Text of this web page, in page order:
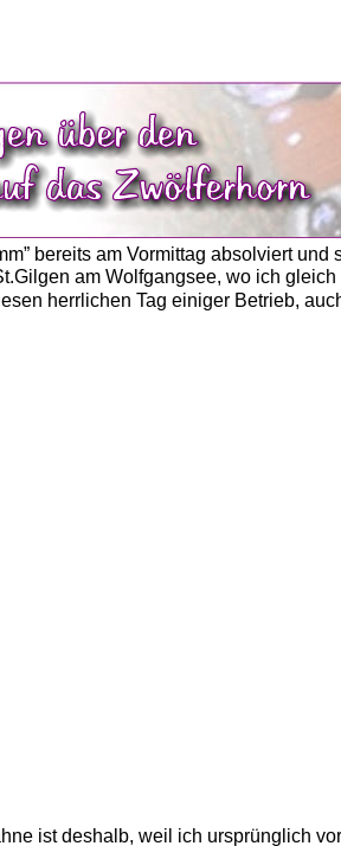
bereits am Vormittag absolviert
am Wolfgangsee, wo ich
herrlichen Tag einiger Betrieb,
ist deshalb, weil ich ursprünglich